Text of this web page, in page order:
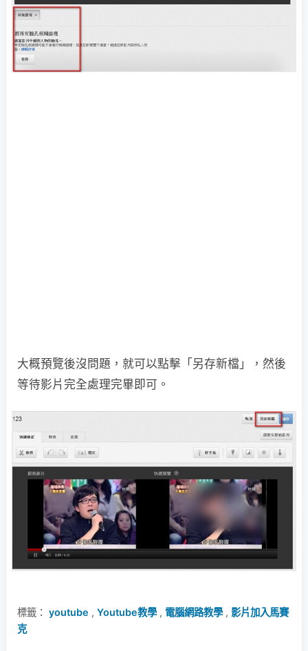
大概預覽後沒問題，就可以點擊「另存新檔」，然後
等待影片完全處理完畢即可。
標籤： youtube , Youtube教學, 電腦網路教學, 影片加入馬賽
克